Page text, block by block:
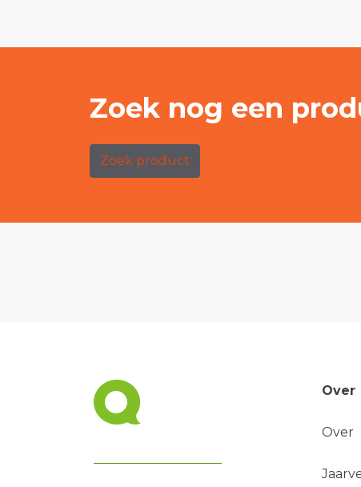
Zoek nog een
Zoek product
Over
Over